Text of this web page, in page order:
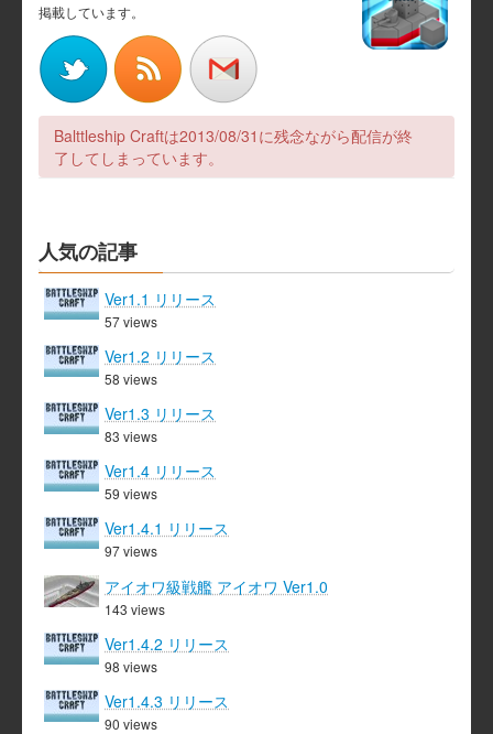
掲載しています。
Balttleship Craftは2013/08/31に残念ながら配信が終
了してしまっています。
人気の記事
Ver1.1 リリース
57 views
Ver1.2 リリース
58 views
Ver1.3 リリース
83 views
Ver1.4 リリース
59 views
Ver1.4.1 リリース
97 views
アイオワ級戦艦 アイオワ Ver1.0
143 views
Ver1.4.2 リリース
98 views
Ver1.4.3 リリース
90 views